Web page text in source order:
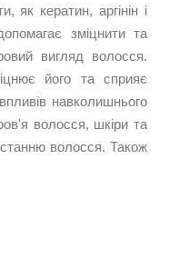
як кератин, аргінін і
зміцнити та
вигляд волосся.
його та сприяє
навколишнього
волосся, шкіри та
волосся. Також